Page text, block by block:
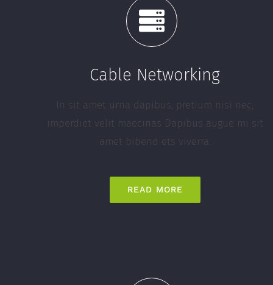
Cable Networking
In sit amet urna dapibus, pretium nisi nec,
imperdiet velit maecinas Dapibus augue mi sit
amet bibend ets viverra.
READ MORE